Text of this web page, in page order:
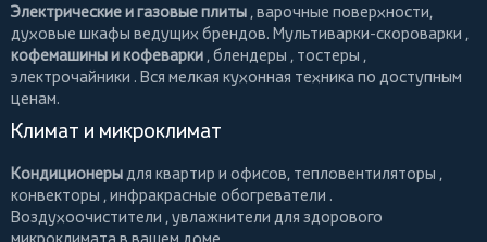
Электрические и газовые плиты , варочные поверхности,
духовые шкафы ведущих брендов. Мультиварки-скороварки ,
кофемашины и кофеварки ,блендеры , тостеры ,
электрочайники . Вся мелкая кухонная техника по доступным
ценам.
Климат и микроклимат
Кондиционерыдля квартир и офисов, тепловентиляторы ,
конвекторы ,инфракрасные обогреватели .
Воздухоочистители , увлажнители для здорового